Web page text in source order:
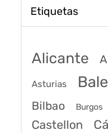
Etiquetas
Alicante
Asturias
Bilbao Burgos
Castellon